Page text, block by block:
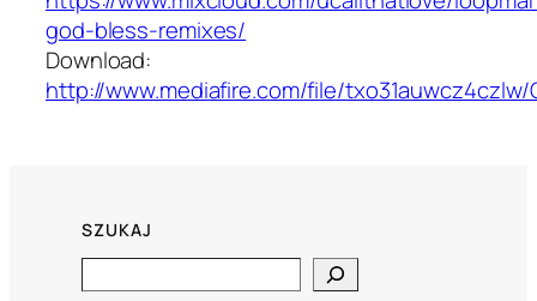
god-bless-remixes/
Download:
http://www.mediafire.com/file/
SZUKAJ